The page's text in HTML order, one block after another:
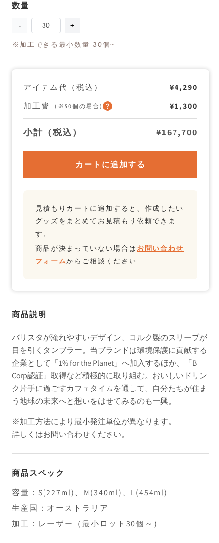
数
数量
KeepCup
Brew
Cork
量
減
す
KeepCup
Cork
量
増
す
※加工できる最小数量 30個~
アイテム代（税込）
¥4,290
加工費
(※50個の場合) ¥1,300
小計（税込） ¥167,700
カートに追加する
見積もりカートに追加すると、作成したい
グッズをまとめてお見積もり依頼できま
す。
商品が決まっていない場合は お問い合わせ
フォームからご相談ください
商品説明
バリスタが淹れやすいデザイン、コルク製のスリーブが
目を引くタンブラー。当ブランドは環境保護に貢献する
企業として「1% for the Planet」へ加入するほか、「B
Corp認証」取得など積極的に取り組む。おいしいドリン
ク片手に過ごすカフェタイムを通して、自分たちが住ま
う地球の未来へと想いをはせてみるのも一興。
※加工方法により最小発注単位が異なります。
詳しくはお問い合わせください。
商品スペック
容量：S(227ml)、M(340ml)、L(454ml)
生産国：オーストラリア
加工：レーザー（最小ロット30個～）